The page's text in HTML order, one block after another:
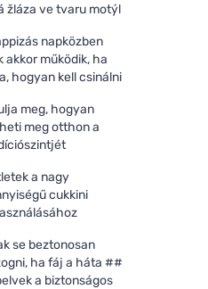
žláza ve tvaru motýl
napközben
akkor működik, ha
hogyan kell csinálni
meg, hogyan
meg otthon a
a nagy
cukkini
se beztonosan
ha fáj a háta ##
a biztonságos